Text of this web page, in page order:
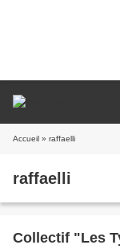
Accueil » raffaelli
raffaelli
Collectif "Les